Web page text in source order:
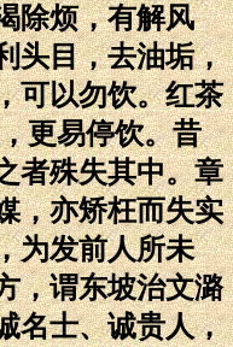
烦，有解风
头目，去油垢，
可以勿饮。红茶
更易停饮。昔
者殊失其中。章
，亦矫枉而失实
为发前人所未
，谓东坡治文潞
名士、诚贵人，